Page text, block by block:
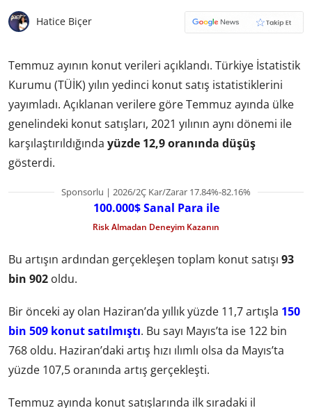
Hatice Biçer
Temmuz ayının konut verileri açıklandı. Türkiye İstatistik
Kurumu (TÜİK) yılın yedinci konut satış istatistiklerini
yayımladı. Açıklanan verilere göre Temmuz ayında ülke
genelindeki konut satışları, 2021 yılının aynı dönemi ile
karşılaştırıldığında yüzde 12,9 oranında düşüş
gösterdi.
Sponsorlu | 2026/2Ç Kar/Zarar 17.84%-82.16%
100.000$ Sanal Para ile
Risk Almadan Deneyim Kazanın
Bu artışın ardından gerçekleşen toplam konut satışı 93
bin 902 oldu.
Bir önceki ay olan Haziran’da yıllık yüzde 11,7 artışla 150
bin 509 konut satılmıştı. Bu sayı Mayıs’ta ise 122 bin
768 oldu. Haziran’daki artış hızı ılımlı olsa da Mayıs’ta
yüzde 107,5 oranında artış gerçekleşti.
Temmuz ayında konut satışlarında ilk sıradaki il